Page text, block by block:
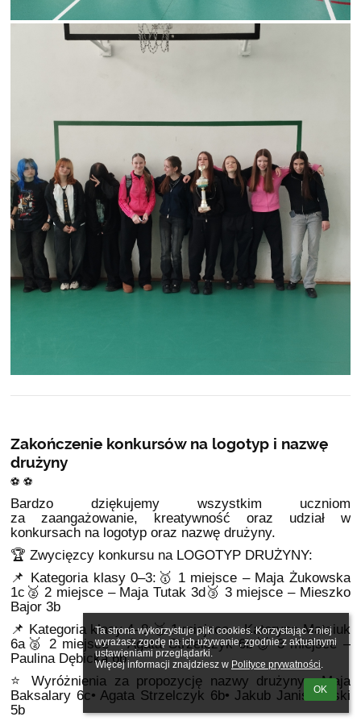
Ta strona wykorzystuje pliki cookies. Korzystając z niej
wyrażasz zgodę na ich używanie, zgodnie z aktualnymi
ustawieniami przeglądarki.
Więcej informacji znajdziesz w Polityce prywatności.
OK
Zakończenie konkursów na logotyp i nazwę
drużyny
⚽️ ⚽️
Bardzo dziękujemy wszystkim uczniom
za zaangażowanie, kreatywność oraz udział w
konkursach na logotyp oraz nazwę drużyny.
🏆 Zwycięzcy konkursu na LOGOTYP DRUŻYNY:
📌 Kategoria klasy 0–3:🥇 1 miejsce – Maja Żukowska
1c🥈 2 miejsce – Maja Tutak 3d🥉 3 miejsce – Mieszko
Bajor 3b
📌 Kategoria klasy 4–8:🥇 1 miejsce – Kateryna Matsiuk
6a🥈 2 miejsce – Agata Strzelczyk 6b🥉 3 miejsce –
Paulina Dębicka 6b
⭐ Wyróżnienia za propozycję nazwy drużyny:• Maja
Baksalary 6c• Agata Strzelczyk 6b• Jakub Janiszewski
5b